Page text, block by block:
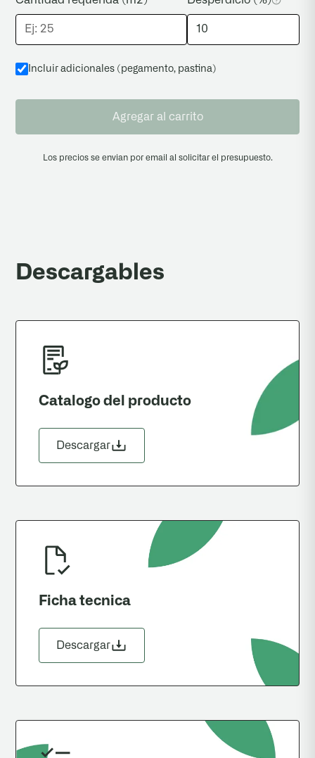
Incluir adicionales (pegamento, pastina)
Agregar al carrito
Los precios se envian por email al solicitar el presupuesto.
Descargables
Catalogo del producto
Descargar
Ficha tecnica
Descargar